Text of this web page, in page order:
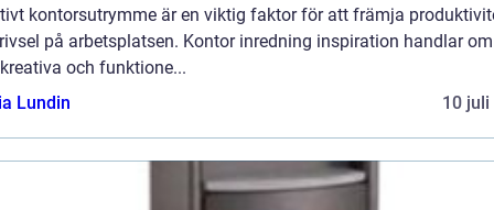
kontorsutrymme är en viktig faktor för att främja
på arbetsplatsen. Kontor inredning inspiration handlar
och funktione...
Lundin
10 juli